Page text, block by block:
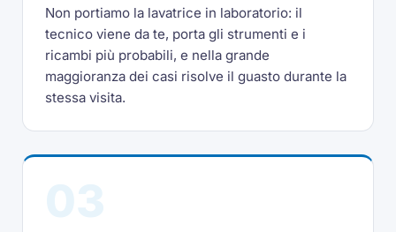
Non portiamo la lavatrice in laboratorio: il
tecnico viene da te, porta gli strumenti e i
ricambi più probabili, e nella grande
maggioranza dei casi risolve il guasto durante la
stessa visita.